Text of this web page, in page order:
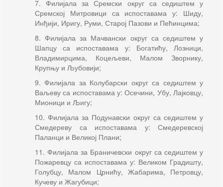
7. Филијала за Сремски округ са седиштем у
Сремској Митровици са испоставама у: Шиду,
Инђији, Иригу, Руми, Старој Пазови и Пећинцима;
8. Филијала за Мачвански округ са седиштем у
Шапцу са испоставама у: Богатићу, Лозници,
Владимирцима, Коцељеви, Малом Зворнику,
Крупњу и Љубовији;
9. Филијала за Колубарски округ са седиштем у
Ваљеву са испоставама у: Осечини, Убу, Лајковцу,
Мионици и Љигу;
10. Филијала за Подунавски округ са седиштем у
Смедереву са испоставама у: Смедеревској
Паланци и Великој Плани;
11. Филијала за Браничевски округ са седиштем у
Пожаревцу са испоставама у: Великом Градишту,
Голубцу, Малом Црнићу, Жабарима, Петровцу,
Кучеву и Жагубици;